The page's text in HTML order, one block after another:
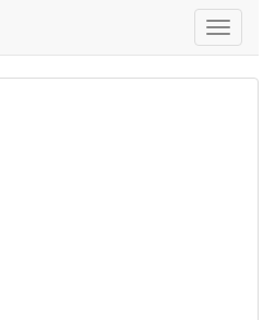
Toggle